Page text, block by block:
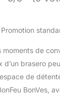
moments de
d’un brasero
de
BonVes,